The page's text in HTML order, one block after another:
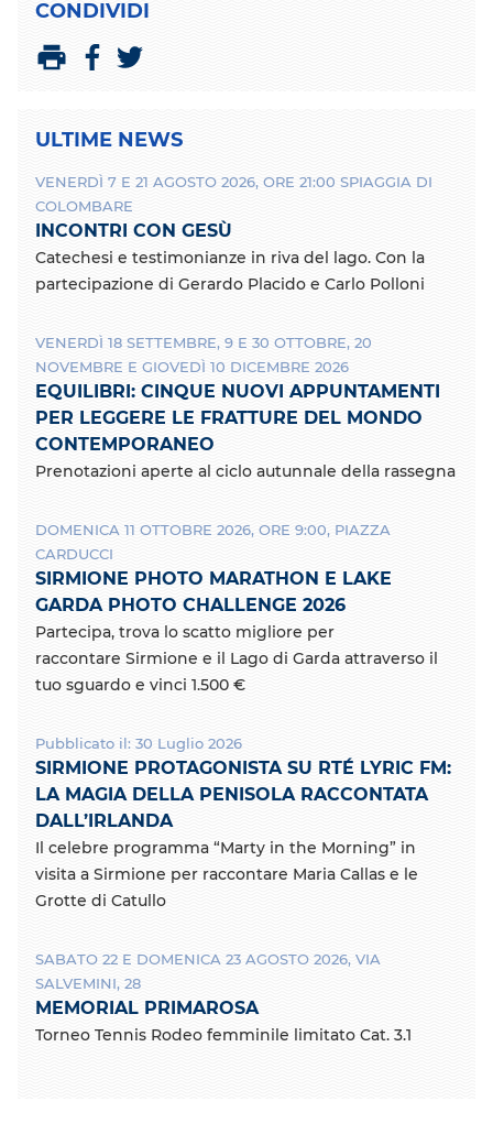
CONDIVIDI
a
m
a
d
v
i
d
i
c
o
F
a
c
e
b
o
o
d
v
i
d
c
T
w
i
t
t
e
r
ULTIME NEWS
VENERDÌ 7 E 21 AGOSTO 2026, ORE 21:00 SPIAGGIA DI
COLOMBARE
INCONTRI CON GESÙ
Catechesi e testimonianze in riva del lago. Con la
partecipazione di Gerardo Placido e Carlo Polloni
VENERDÌ 18 SETTEMBRE, 9 E 30 OTTOBRE, 20
NOVEMBRE E GIOVEDÌ 10 DICEMBRE 2026
EQUILIBRI: CINQUE NUOVI APPUNTAMENTI
PER LEGGERE LE FRATTURE DEL MONDO
CONTEMPORANEO
Prenotazioni aperte al ciclo autunnale della rassegna
DOMENICA 11 OTTOBRE 2026, ORE 9:00, PIAZZA
CARDUCCI
SIRMIONE PHOTO MARATHON E LAKE
GARDA PHOTO CHALLENGE 2026
Partecipa, trova lo scatto migliore per
raccontare Sirmione e il Lago di Garda attraverso il
tuo sguardo e vinci 1.500 €
Pubblicato il: 30 Luglio 2026
SIRMIONE PROTAGONISTA SU RTÉ LYRIC FM:
LA MAGIA DELLA PENISOLA RACCONTATA
DALL’IRLANDA
Il celebre programma “Marty in the Morning” in
visita a Sirmione per raccontare Maria Callas e le
Grotte di Catullo
SABATO 22 E DOMENICA 23 AGOSTO 2026, VIA
SALVEMINI, 28
MEMORIAL PRIMAROSA
Torneo Tennis Rodeo femminile limitato Cat. 3.1